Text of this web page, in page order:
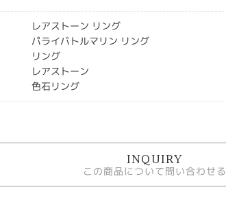
レアストーン リング
パライバトルマリン リング
リング
レアストーン
色石リング
INQUIRY
この商品について問い合わせる